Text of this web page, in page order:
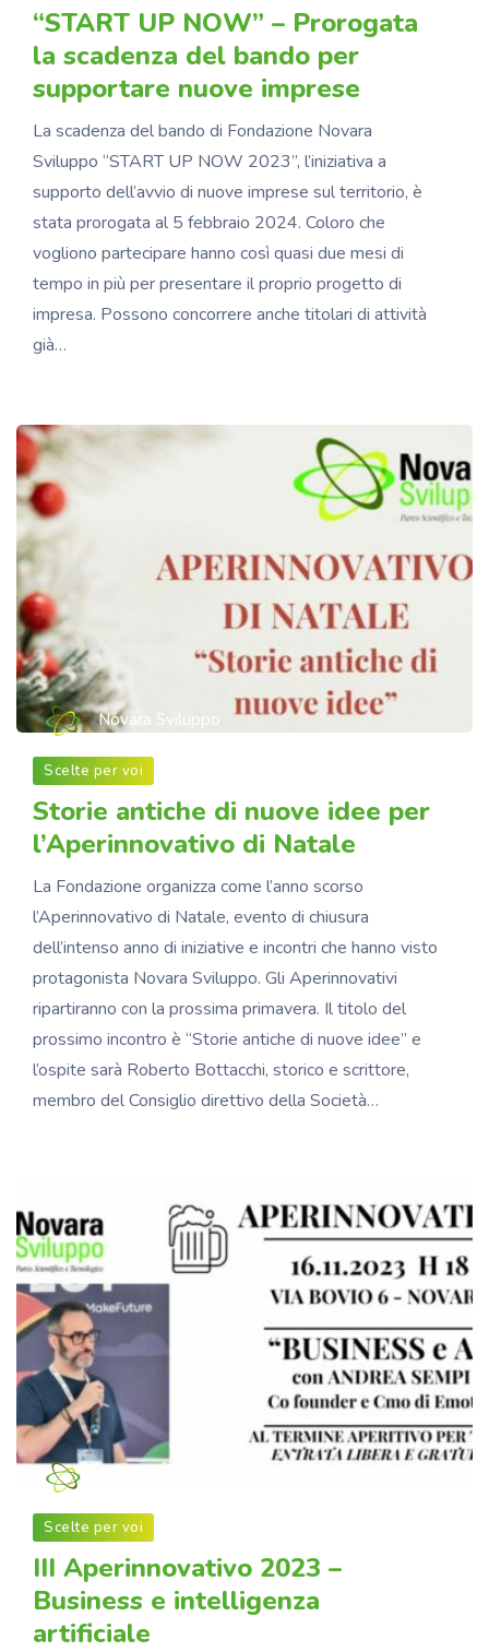
“START UP NOW” – Prorogata
la scadenza del bando per
supportare nuove imprese
La scadenza del bando di Fondazione Novara
Sviluppo “START UP NOW 2023”, l’iniziativa a
supporto dell’avvio di nuove imprese sul territorio, è
stata prorogata al 5 febbraio 2024. Coloro che
vogliono partecipare hanno così quasi due mesi di
tempo in più per presentare il proprio progetto di
impresa. Possono concorrere anche titolari di attività
già…
Novara Sviluppo
Scelte per voi
Storie antiche di nuove idee per
l’Aperinnovativo di Natale
La Fondazione organizza come l’anno scorso
l’Aperinnovativo di Natale, evento di chiusura
dell’intenso anno di iniziative e incontri che hanno visto
protagonista Novara Sviluppo. Gli Aperinnovativi
ripartiranno con la prossima primavera. Il titolo del
prossimo incontro è “Storie antiche di nuove idee” e
l’ospite sarà Roberto Bottacchi, storico e scrittore,
membro del Consiglio direttivo della Società…
Scelte per voi
III Aperinnovativo 2023 –
Business e intelligenza
artificiale